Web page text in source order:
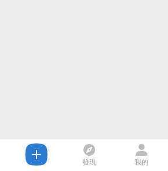
發現 我的